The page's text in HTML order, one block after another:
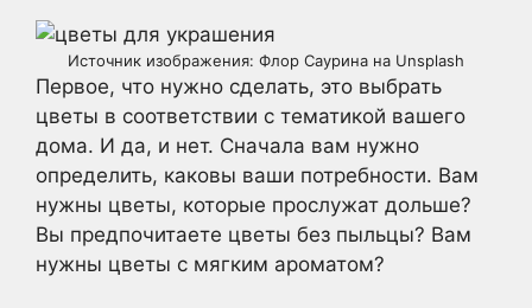
Источник изображения: Флор Саурина на Unsplash
Первое, что нужно сделать, это выбрать
цветы в соответствии с тематикой вашего
дома. И да, и нет. Сначала вам нужно
определить, каковы ваши потребности. Вам
нужны цветы, которые прослужат дольше?
Вы предпочитаете цветы без пыльцы? Вам
нужны цветы с мягким ароматом?